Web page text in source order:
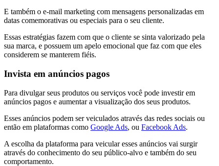
E também o e-mail marketing com mensagens personalizadas em
datas comemorativas ou especiais para o seu cliente.
Essas estratégias fazem com que o cliente se sinta valorizado pela
sua marca, e possuem um apelo emocional que faz com que eles
considerem se manterem fiéis.
Invista em anúncios pagos
Para divulgar seus produtos ou serviços você pode investir em
anúncios pagos e aumentar a visualização dos seus produtos.
Esses anúncios podem ser veiculados através das redes sociais ou
então em plataformas como Google Ads, ou Facebook Ads.
A escolha da plataforma para veicular esses anúncios vai surgir
através do conhecimento do seu público-alvo e também do seu
comportamento.